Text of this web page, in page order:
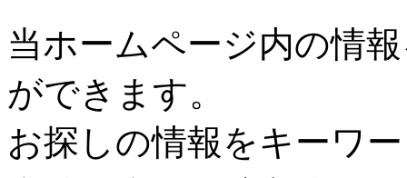
当ホームページ内の情
ができます。
お探しの情報をキーワ